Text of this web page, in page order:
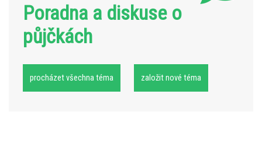
Poradna a diskuse o
půjčkách
procházet všechna téma založit nové téma